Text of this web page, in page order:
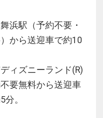
舞浜駅（予約不要・
から送迎車で約10
ィズニーランド(R)
要無料から送迎車
分。